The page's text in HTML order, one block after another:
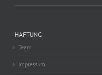
HAFTUNG
Team
Impressum